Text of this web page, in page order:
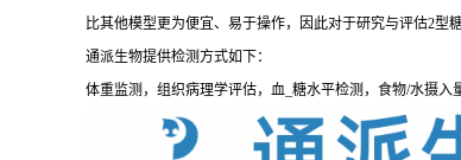
比其他模型更为便宜、易于操作，因此对于研究与评估2型
通派生物提供检测方式如下：
体重监测，组织病理学评估，血_糖水平检测，食物/水摄入